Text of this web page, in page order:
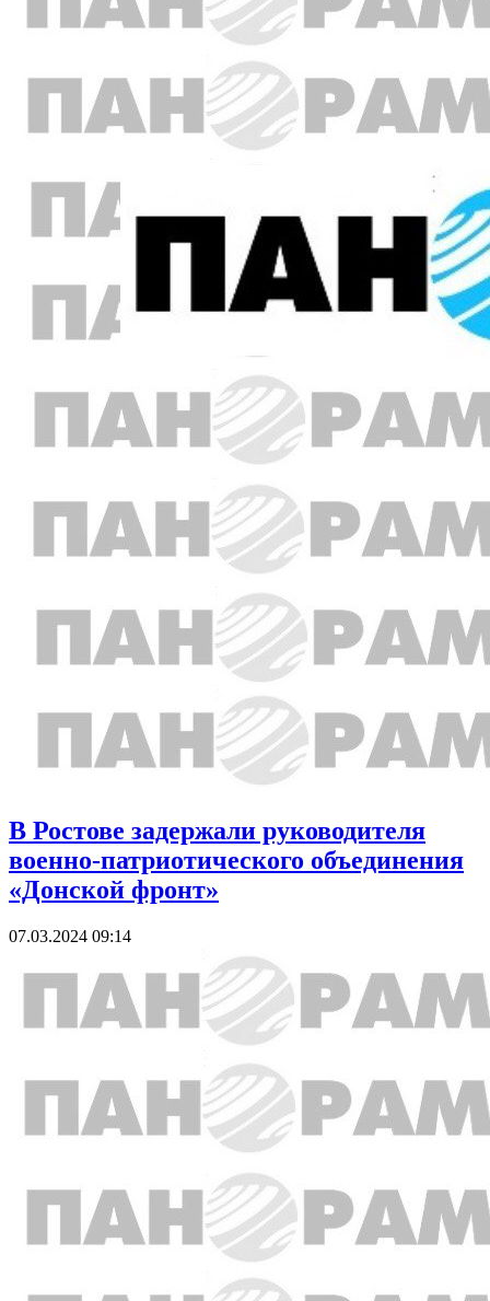
В Ростове задержали руководителя
военно-патриотического объединения
«Донской фронт»
07.03.2024 09:14